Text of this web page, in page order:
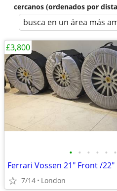
cercanos (ordenados por
busca en un área más
• • • • • •
7/14 London
£3,800